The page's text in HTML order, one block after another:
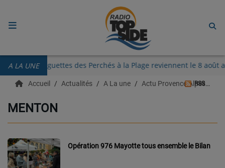
A LA UNELes Guinguettes des Perchés à la Plage reviennent le 8
RADIO
ECOUTER
RECHERCHE DE TITRES
TÉLÉCHARGER L'APPLICATION.
EMISSIONS
Accueil Actualités A La une Actu Provence Alpes Côte d'azur
RSS
MENTON
Opération 976 Mayotte tous ensemble le Bilan